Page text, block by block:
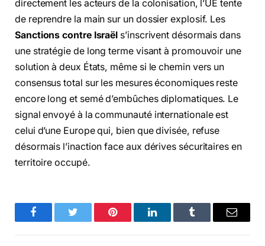
directement les acteurs de la colonisation, l’UE tente
de reprendre la main sur un dossier explosif. Les
Sanctions contre Israël s’inscrivent désormais dans
une stratégie de long terme visant à promouvoir une
solution à deux États, même si le chemin vers un
consensus total sur les mesures économiques reste
encore long et semé d’embûches diplomatiques. Le
signal envoyé à la communauté internationale est
celui d’une Europe qui, bien que divisée, refuse
désormais l’inaction face aux dérives sécuritaires en
territoire occupé.
FacebookTwitter Pinterest LinkedInTumblr Email